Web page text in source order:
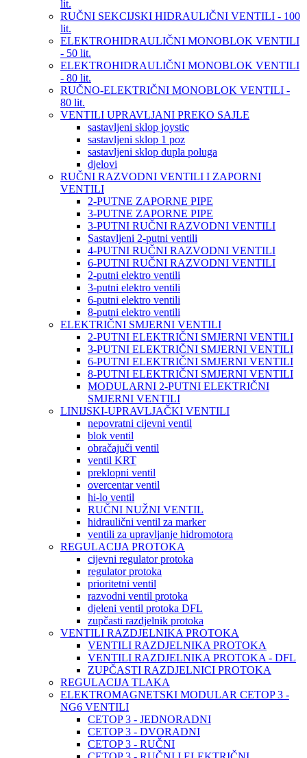
lit.
RUČNI SEKCIJSKI HIDRAULIČNI VENTILI - 100
lit.
ELEKTROHIDRAULIČNI MONOBLOK VENTILI
- 50 lit.
ELEKTROHIDRAULIČNI MONOBLOK VENTILI
- 80 lit.
RUČNO-ELEKTRIČNI MONOBLOK VENTILI -
80 lit.
VENTILI UPRAVLJANI PREKO SAJLE
sastavljeni sklop joystic
sastavljeni sklop 1 poz
sastavljeni sklop dupla poluga
djelovi
RUČNI RAZVODNI VENTILI I ZAPORNI
VENTILI
2-PUTNE ZAPORNE PIPE
3-PUTNE ZAPORNE PIPE
3-PUTNI RUČNI RAZVODNI VENTILI
Sastavljeni 2-putni ventili
4-PUTNI RUČNI RAZVODNI VENTILI
6-PUTNI RUČNI RAZVODNI VENTILI
2-putni elektro ventili
3-putni elektro ventili
6-putni elektro ventili
8-putni elektro ventili
ELEKTRIČNI SMJERNI VENTILI
2-PUTNI ELEKTRIČNI SMJERNI VENTILI
3-PUTNI ELEKTRIČNI SMJERNI VENTILI
6-PUTNI ELEKTRIČNI SMJERNI VENTILI
8-PUTNI ELEKTRIČNI SMJERNI VENTILI
MODULARNI 2-PUTNI ELEKTRIČNI
SMJERNI VENTILI
LINIJSKI-UPRAVLJAČKI VENTILI
nepovratni cijevni ventil
blok ventil
obračajuči ventil
ventil KRT
preklopni ventil
overcentar ventil
hi-lo ventil
RUČNI NUŽNI VENTIL
hidraulični ventil za marker
ventili za upravljanje hidromotora
REGULACIJA PROTOKA
cijevni regulator protoka
regulator protoka
prioritetni ventil
razvodni ventil protoka
djeleni ventil protoka DFL
zupčasti razdjelnik protoka
VENTILI RAZDJELNIKA PROTOKA
VENTILI RAZDJELNIKA PROTOKA
VENTILI RAZDJELNIKA PROTOKA - DFL
ZUPČASTI RAZDJELNICI PROTOKA
REGULACIJA TLAKA
ELEKTROMAGNETSKI MODULAR CETOP 3 -
NG6 VENTILI
CETOP 3 - JEDNORADNI
CETOP 3 - DVORADNI
CETOP 3 - RUČNI